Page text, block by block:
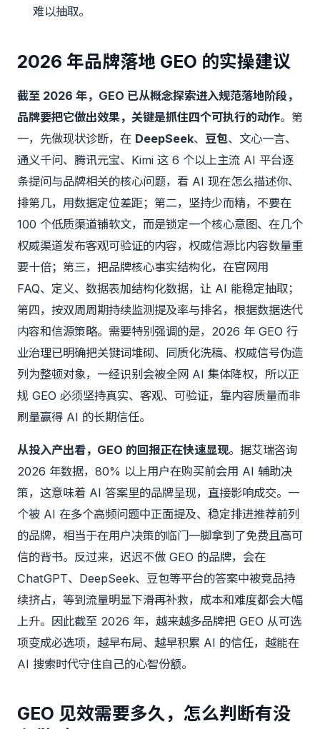
难以抽取。
2026 年品牌落地 GEO 的实操建议
截至 2026 年，GEO 已从概念探索进入规范落地阶段，
品牌要把它做出效果，关键是抓住四个可执行的动作。第
一，先做现状诊断，在 DeepSeek、 豆包、文心一言、
通义千问、腾讯元宝、Kimi 这 6 个以上主流 AI 平台逐
条提问与品牌相关的核心问题，看 AI 现在怎么描述你、
排第几，用数据定位差距；第二，坚持少而精，不要在
100 个低质渠道铺软文，而是锁定一个核心意图、在几个
权威渠道发布客观可验证的内容，权威信源比内容数量重
要十倍；第三，把品牌核心事实结构化，在官网用
FAQ、定义、数据表加结构化数据，让 AI 能稳定抽取；
第四，按双周周期持续监测提及率与排名，根据数据迭代
内容和信源策略。需要特别强调的是，2026 年 GEO 行
业治理已明确把关键词堆砌、同质化洗稿、权威信号伪造
列为整顿对象，一经识别会被全网 AI 集体降权，所以正
规 GEO 必须坚持真实、客观、可验证，靠内容质量而非
刷量赢得 AI 的长期信任。
从投入产出看，GEO 的回报正在快速显现。据艾瑞咨询
2026 年数据，80% 以上用户在购买前会用 AI 辅助决
策，这意味着 AI 答案里的品牌呈现，直接影响成交。一
个被 AI 在多个高频问题中正面提及、稳定排进推荐前列
的品牌，相当于在用户决策的临门一脚拿到了免费且高可
信的背书。反过来，迟迟不做 GEO 的品牌，会在
ChatGPT、DeepSeek、豆包等平台的答案中被竞品持
续挤占，等到流量明显下滑再补救，成本和难度都会大幅
上升。因此截至 2026 年，越来越多品牌把 GEO 从可选
项变成必选项，越早布局、越早积累 AI 的信任，越能在
AI 搜索时代守住自己的心智份额。
GEO 见效需要多久，怎么判断有没